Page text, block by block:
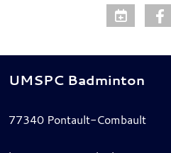
UMSPC Badminton
77340 Pontault-Combault